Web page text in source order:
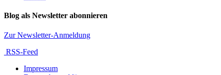
Blog als Newsletter abonnieren
Zur Newsletter-Anmeldung
RSS-Feed
Impressum